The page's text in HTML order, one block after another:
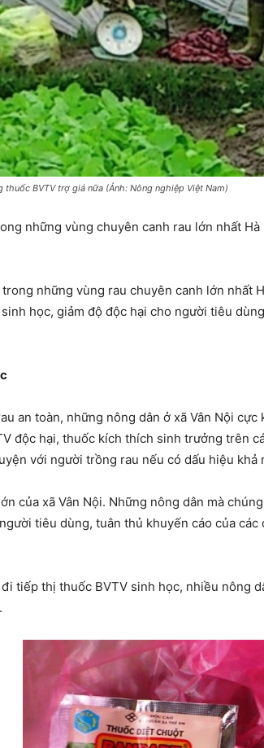
BVTV trợ giá nữa (Ảnh: Nông nghiệp Việt Nam)
những vùng chuyên canh rau lớn nhất
những vùng rau chuyên canh lớn
học, giảm độ độc hại cho người tiêu
an toàn, những nông dân ở xã Vân Nội
độc hại, thuốc kích thích sinh trưởng trên
với người trồng rau nếu có dấu hiệu khả
của xã Vân Nội. Những nông dân mà
tiêu dùng, tuân thủ khuyến cáo của
tiếp thị thuốc BVTV sinh học, nhiều nông